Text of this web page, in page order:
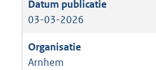
03-03-2026
Arnhem